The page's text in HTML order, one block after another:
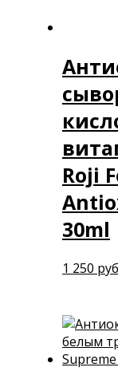
Roji
30ml
1 250